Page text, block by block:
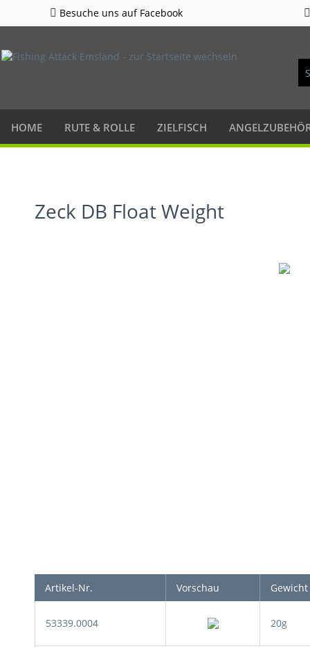
Besuche uns auf Facebook
HOME RUTE & ROLLE ZIELFISCH
Zeck DB Float Weight
Artikel-Nr. Vorschau Gewicht
53339.0004 20g